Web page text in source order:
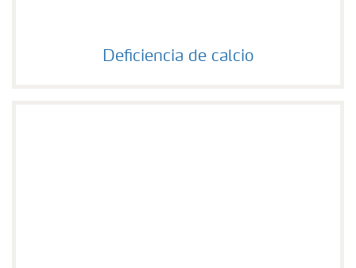
Deficiencia de calcio
Deficiencia de calcio